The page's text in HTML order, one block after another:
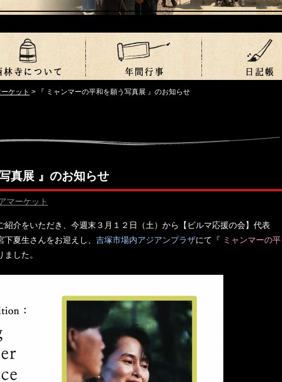
ケット > 『 ミャンマーの平和を願う写真展 』のお知らせ
真展 』のお知らせ
マーケット
介をいただき、今週末３月１２日（土）から【ビルマ応援の会】代表
夏生さんをお迎えし、 吉塚市場内アジアンプラザにて『 ミャンマーの平
した。